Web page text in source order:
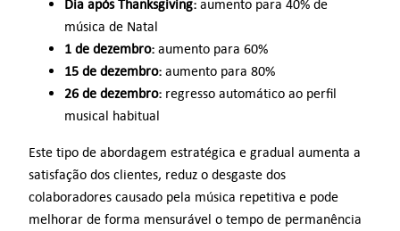
Dia após Thanksgiving:aumento para 40% de
música de Natal
1 de dezembro:aumento para 60%
15 de dezembro: aumento para 80%
26 de dezembro: regresso automático ao perfil
musical habitual
Este tipo de abordagem estratégica e gradual aumenta a
satisfação dos clientes, reduz o desgaste dos
colaboradores causado pela música repetitiva e pode
melhorar de forma mensurável o tempo de permanência